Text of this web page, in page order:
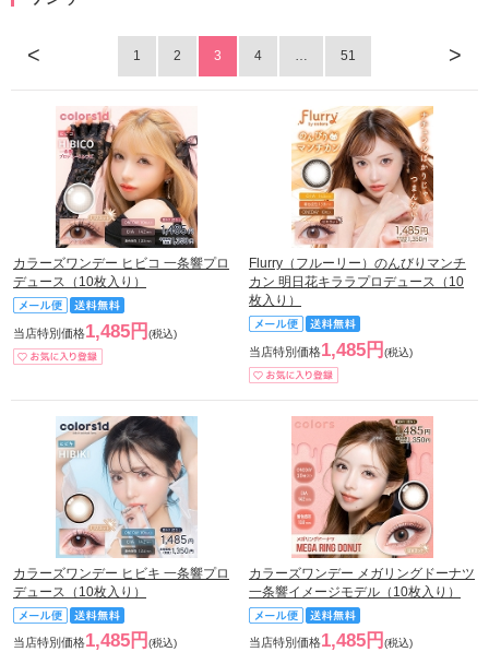
< >
1 2 3 4 … 51
カラーズワンデー ヒビコ 一条響プロ
デュース（10枚入り）
当店特別価格1,485円 (税込)
Flurry（フルーリー）のんびりマンチ
カン 明日花キララプロデュース（10
枚入り）
当店特別価格1,485円 (税込)
カラーズワンデー ヒビキ 一条響プロ
デュース（10枚入り）
当店特別価格1,485円 (税込)
カラーズワンデー メガリングドーナツ
一条響イメージモデル（10枚入り）
当店特別価格1,485円 (税込)